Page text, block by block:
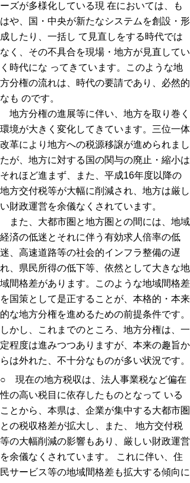
ーズが多様化している現 在においては、も
はや、国・中央が新たなシステムを創設・形
成したり、一括し て見直しをする時代では
なく、その不具合を現場・地方が見直してい
く時代にな ってきています。このような地
方分権の流れは、時代の要請であり、必然的
なも のです。
地方分権の進展等に伴い、地方を取り巻く
環境が大きく変化してきています。三位一体
改革により地方への税源移譲が進められまし
たが、地方に対する国の関与の廃止・縮小は
それほど進まず、また、平成16年度以降の
地方交付税等が大幅に削減され、地方は厳し
い財政運営を余儀なくされています。
また、大都市圏と地方圏との間には、地域
経済の低迷とそれに伴う有効求人倍率の低
迷、高速道路等の社会的インフラ整備の遅
れ、県民所得の低下等、依然として大きな地
域間格差があります。このような地域間格差
を国策として是正することが、本格的・本来
的な地方分権を進めるための前提条件です。
しかし、これまでのところ、地方分権は、一
定程度は進みつつありますが、本来の趣旨か
らは外れた、不十分なものが多い状況です。
○ 現在の地方税収は、法人事業税など偏在
性の高い税目に依存したものとなって いる
ことから、本県は、企業が集中する大都市圏
との税収格差が拡大し、また、 地方交付税
等の大幅削減の影響もあり、厳しい財政運営
を余儀なくされています。 これに伴い、住
民サービス等の地域間格差も拡大する傾向に